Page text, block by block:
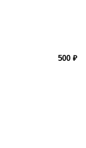
500 ₽